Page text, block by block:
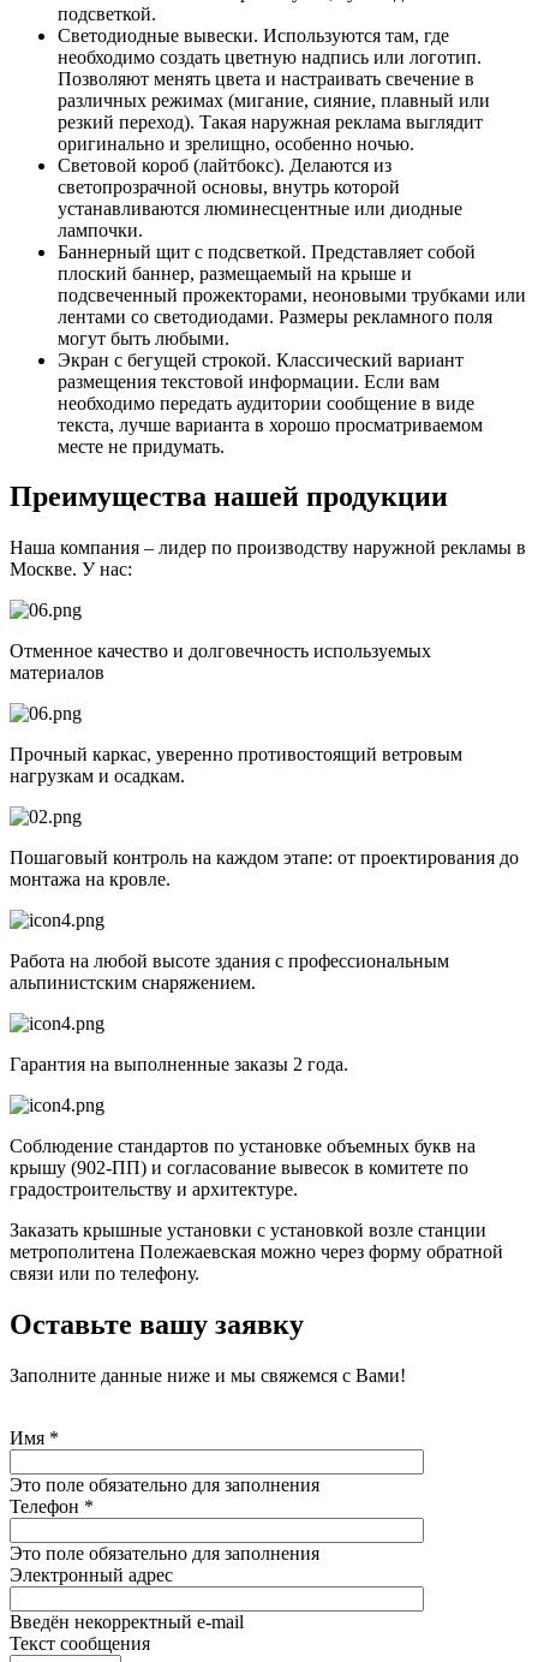
подсветкой.
Светодиодные вывески. Используются там, где
необходимо создать цветную надпись или логотип.
Позволяют менять цвета и настраивать свечение в
различных режимах (мигание, сияние, плавный или
резкий переход). Такая наружная реклама выглядит
оригинально и зрелищно, особенно ночью.
Световой короб (лайтбокс). Делаются из
светопрозрачной основы, внутрь которой
устанавливаются люминесцентные или диодные
лампочки.
Баннерный щит с подсветкой. Представляет собой
плоский баннер, размещаемый на крыше и
подсвеченный прожекторами, неоновыми трубками или
лентами со светодиодами. Размеры рекламного поля
могут быть любыми.
Экран с бегущей строкой. Классический вариант
размещения текстовой информации. Если вам
необходимо передать аудитории сообщение в виде
текста, лучше варианта в хорошо просматриваемом
месте не придумать.
Преимущества нашей продукции
Наша компания – лидер по производству наружной рекламы в
Москве. У нас:
Отменное качество и долговечность используемых
материалов
Прочный каркас, уверенно противостоящий ветровым
нагрузкам и осадкам.
Пошаговый контроль на каждом этапе: от проектирования до
монтажа на кровле.
Работа на любой высоте здания с профессиональным
альпинистским снаряжением.
Гарантия на выполненные заказы 2 года.
Соблюдение стандартов по установке объемных букв на
крышу (902-ПП) и согласование вывесок в комитете по
градостроительству и архитектуре.
Заказать крышные установки с установкой возле станции
метрополитена Полежаевская можно через форму обратной
связи или по телефону.
Оставьте вашу заявку
Заполните данные ниже и мы свяжемся с Вами!
Имя *
Это поле обязательно для заполнения
Телефон *
Это поле обязательно для заполнения
Электронный адрес
Введён некорректный e-mail
Текст сообщения